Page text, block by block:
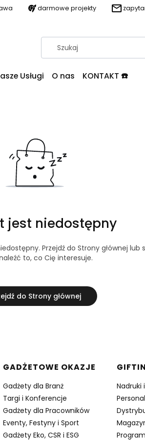
darmowe projekty
Usługi O nas KONTAKT ☎️
jest niedostępny
Przejdź do Strony głównej lub
to, co Cię interesuje.
do Strony głównej
GADŻETOWE OKAZJE
Gadżety dla Branż
Targi i Konferencje
Gadżety dla Pracowników
Eventy, Festyny i Sport
Gadżety Eko, CSR i ESG
Nadruki